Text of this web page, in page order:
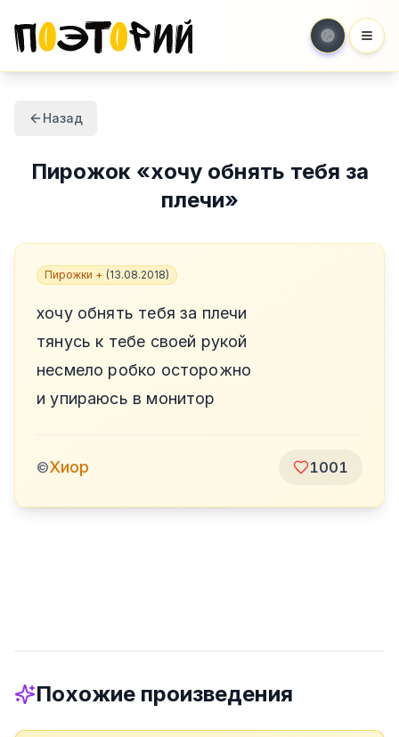
Назад
Пирожок«хочу обнять тебя за
плечи»
Пирожки + (13.08.2018)
хочу обнять тебя за плечи
тянусь к тебе своей рукой
несмело робко осторожно
и упираюсь в монитор
©Хиор 1001
Похожие произведения